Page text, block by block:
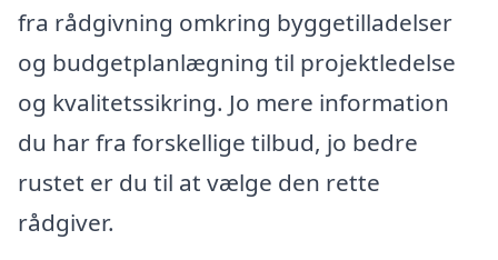
fra rådgivning omkring byggetilladelser
og budgetplanlægning til projektledelse
og kvalitetssikring. Jo mere information
du har fra forskellige tilbud, jo bedre
rustet er du til at vælge den rette
rådgiver.